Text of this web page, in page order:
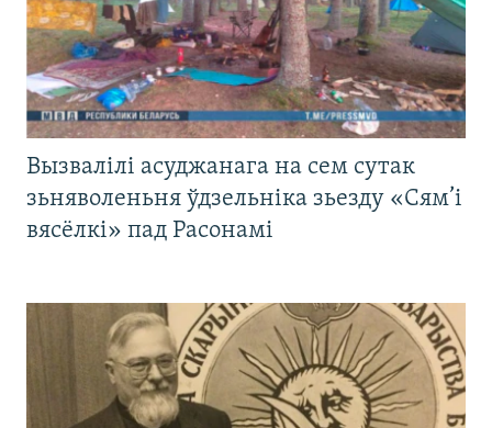
Вызвалілі асуджанага на сем сутак
зьняволеньня ўдзельніка зьезду «Сям’і
вясёлкі» пад Расонамі